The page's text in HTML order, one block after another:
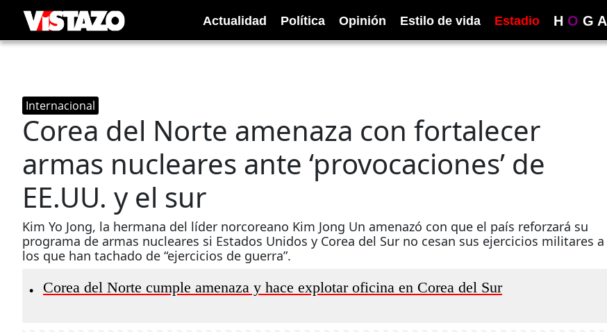
Actualidad Política Opinión Estilo de vida Estadio H O G A
Internacional
Corea del Norte amenaza con fortalecer
armas nucleares ante ‘provocaciones’ de
EE.UU. y el sur
Kim Yo Jong, la hermana del líder norcoreano Kim Jong Un amenazó con que el país reforzará su
programa de armas nucleares si Estados Unidos y Corea del Sur no cesan sus ejercicios militares a
los que han tachado de “ejercicios de guerra”.
• Corea del Norte cumple amenaza y hace explotar oficina en Corea del Sur